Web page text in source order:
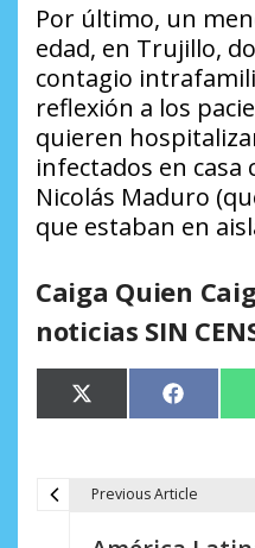
Por último, un
edad, en Trujillo,
contagio
reflexión a los
quieren
infectados en casa
Nicolás Maduro
que estaban en
Caiga Quien
noticias SIN
Compartir
en
X
(Twitter) en
Previous Article